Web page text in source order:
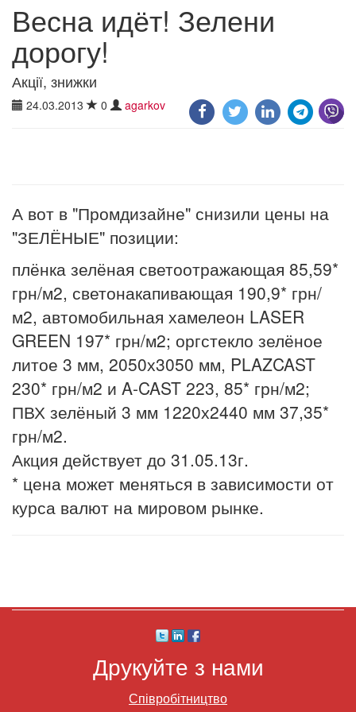
Весна идёт! Зелени
дорогу!
Акції, знижки
24.03.2013 0 agarkov
А вот в "Промдизайне" снизили цены на
"ЗЕЛЁНЫЕ" позиции:
плёнка зелёная светоотражающая 85,59*
грн/м2, светонакапивающая 190,9* грн/
м2, автомобильная хамелеон LASER
GREEN 197* грн/м2; оргстекло зелёное
литое 3 мм, 2050х3050 мм, PLAZCAST
230* грн/м2 и A-CAST 223, 85* грн/м2;
ПВХ зелёный 3 мм 1220х2440 мм 37,35*
грн/м2.
Акция действует до 31.05.13г.
* цена может меняться в зависимости от
курса валют на мировом рынке.
Друкуйте з нами
Співробітництво